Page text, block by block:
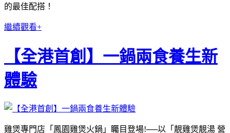
的最佳配搭！
繼續觀看+
【全港首創】一鍋兩食養生新
體驗
雞煲專門店「鳳園雞煲火鍋」矚目登場!──以「靚雞煲靚湯 營